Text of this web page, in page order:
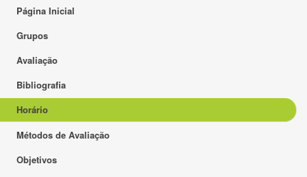
23:00
Página Inicial
Grupos
Avaliação
Bibliografia
Horário
Métodos de Avaliação
Objetivos